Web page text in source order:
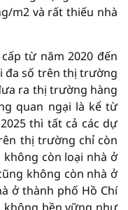
m2 và rất thiếu nhà
từ năm 2020 đến
đa số trên thị trường
ra thị trường hàng
quan ngại là kể từ
thì tất cả các dự
thị trường chỉ còn
còn loại nhà ở
không còn nhà ở
ở thành phố Hồ Chí